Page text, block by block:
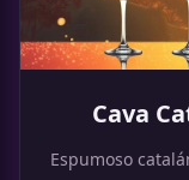
Cava
Espumoso